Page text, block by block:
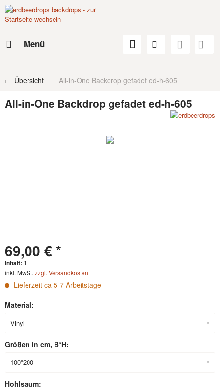
Menü
Übersicht All-in-One Backdrop gefadet ed-h-605
All-in-One Backdrop gefadet ed-h-605
69,00 € *
Inhalt: 1
inkl. MwSt. zzgl. Versandkosten
Lieferzeit ca 5-7 Arbeitstage
Material:
Größen in cm, B*H:
Hohlsaum: